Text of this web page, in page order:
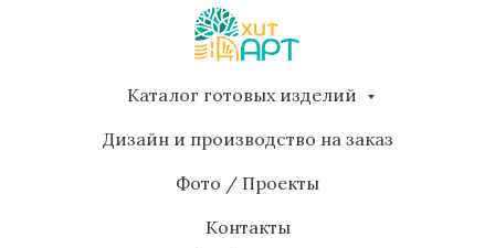
Каталог готовых изделий
Дизайн и производство на заказ
Фото / Проекты
Контакты